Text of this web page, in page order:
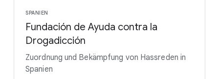
SPANIEN
Fundación de Ayuda contra la
Drogadicción
Zuordnung und Bekämpfung von Hassreden in
Spanien